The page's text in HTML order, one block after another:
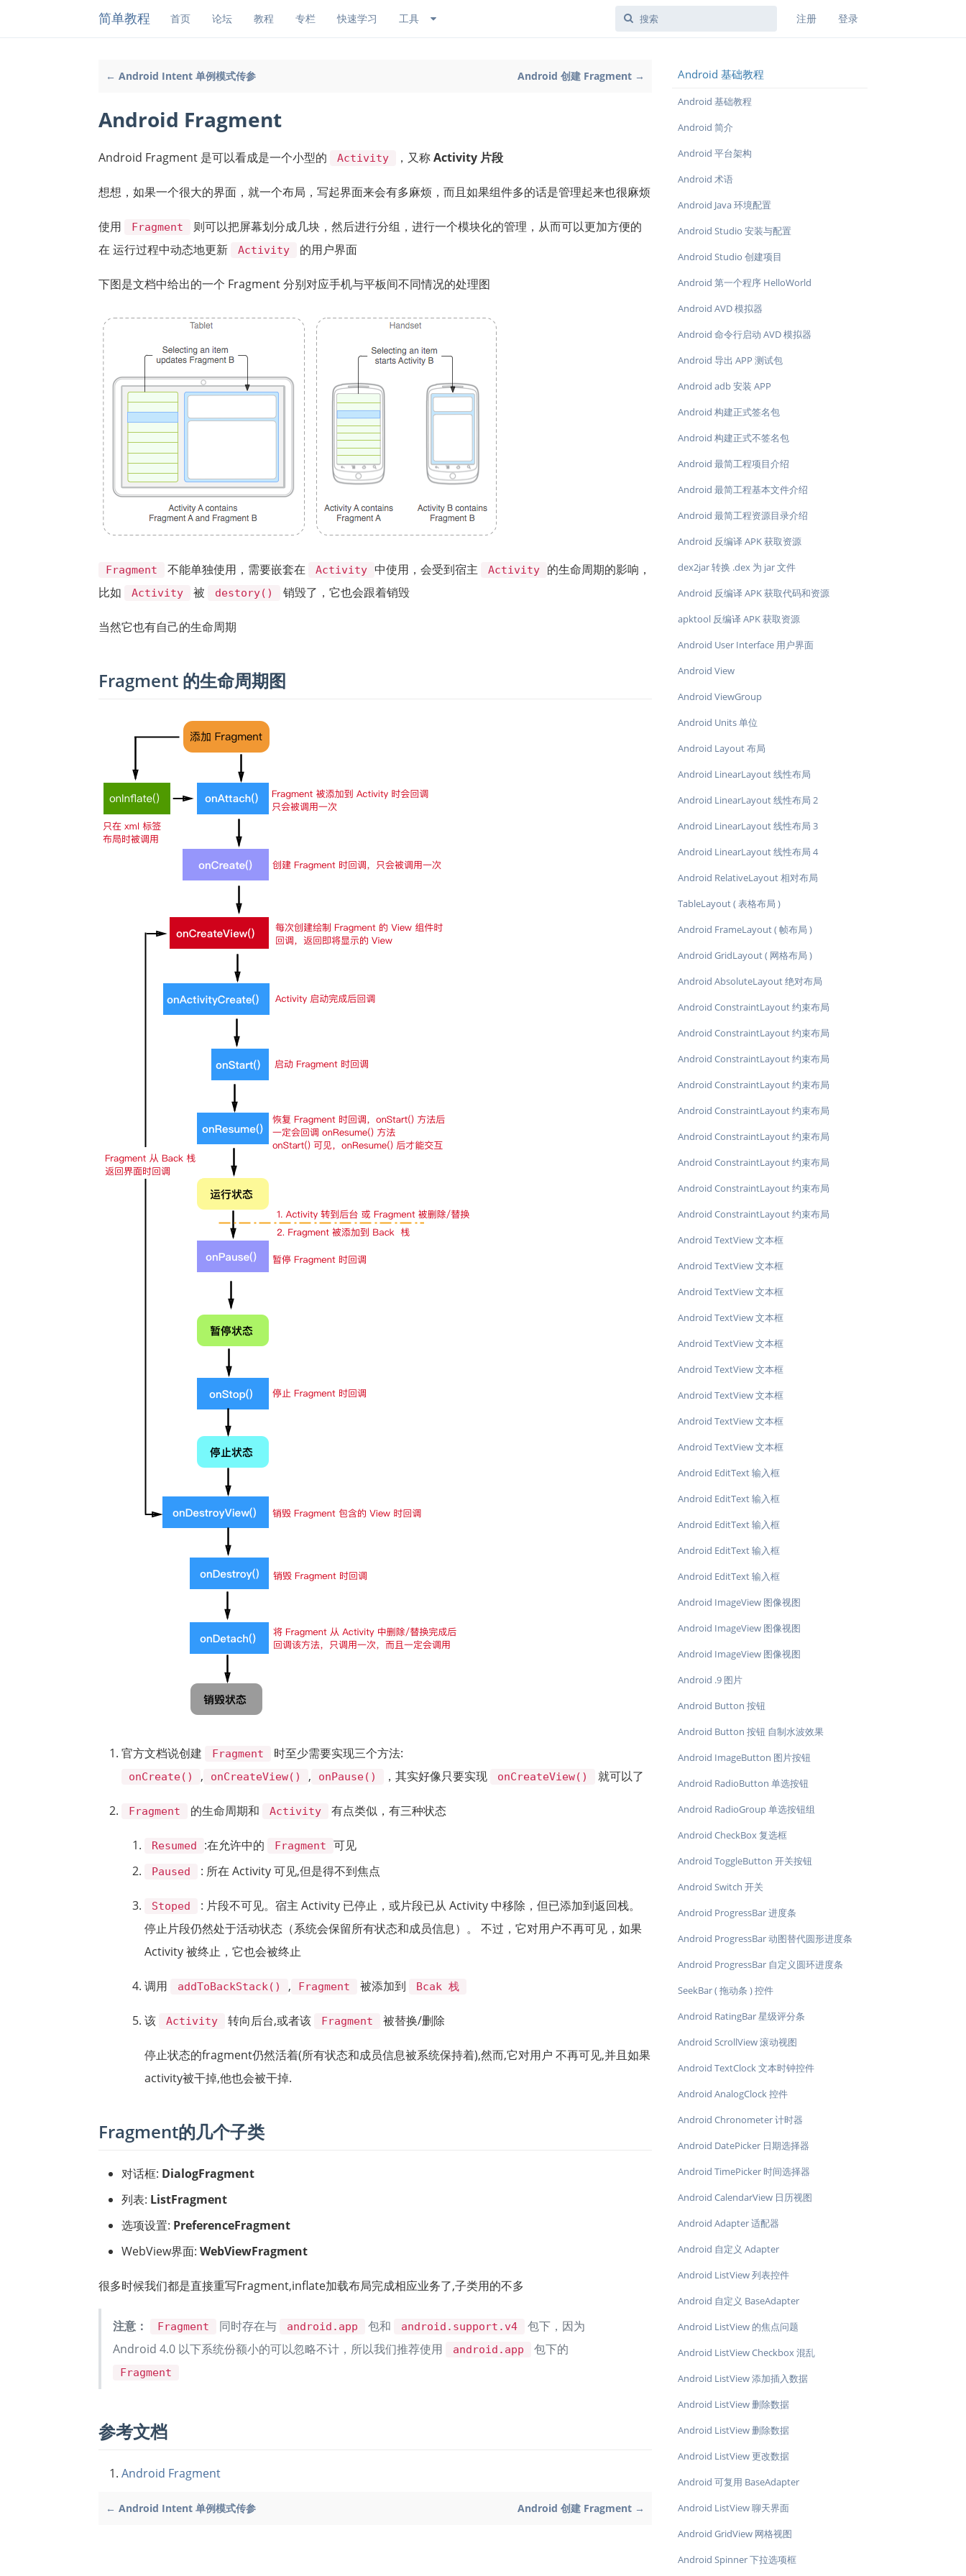
简单教程 首页 论坛 教程 专栏 快速学习 工具 注册 登录
← Android Intent 单例模式传参 Android 创建 Fragment →
Android Fragment
Android Fragment 是可以看成是一个小型的 Activity ，又称Activity 片段
想想，如果一个很大的界面，就一个布局，写起界面来会有多麻烦，而且如果组件多的话是管理起来也很麻烦
使用 Fragment
则可以把屏幕划分成几块，然后进行分组，进行一个模块化的管理，从而可以更加方便的
在 运行过程中动态地更新
Activity 的用户界面
下图是文档中给出的一个 Fragment 分别对应手机与平板间不同情况的处理图
Fragment 不能单独使用，需要嵌套在 Activity 中使用，会受到宿主 Activity
的生命周期的影响，
比如
Activity 被 destory() 销毁了，它也会跟着销毁
当然它也有自己的生命周期
Fragment 的生命周期图
官方文档说创建 Fragment 时至少需要实现三个方法:
onCreate() , onCreateView() , onPause() ，其实好像只要实现 onCreateView() 就可以了
Fragment 的生命周期和 Activity 有点类似，有三种状态
Resumed :在允许中的 Fragment 可见
Paused : 所在 Activity 可见,但是得不到焦点
Stoped
: 片段不可见。宿主 Activity 已停止，或片段已从 Activity 中移除，但已添加到返回栈。
停止片段仍然处于活动状态（系统会保留所有状态和成员信息）。 不过，它对用户不再可见，如果
Activity 被终止，它也会被终止
调用 addToBackStack() , Fragment 被添加到 Bcak 栈
该 Activity 转向后台,或者该 Fragment 被替换/删除
停止状态的fragment仍然活着(所有状态和成员信息被系统保持着),然而,它对用户 不再可见,并且如果
activity被干掉,他也会被干掉.
Fragment的几个子类
对话框: DialogFragment
列表: ListFragment
选项设置: PreferenceFragment
WebView界面: WebViewFragment
很多时候我们都是直接重写Fragment,inflate加载布局完成相应业务了,子类用的不多
注意： Fragment 同时存在与 android.app 包和 android.support.v4
包下，因为
Android 4.0 以下系统份额小的可以忽略不计，所以我们推荐使用
android.app 包下的
Fragment
参考文档
Android Fragment
← Android Intent 单例模式传参 Android 创建 Fragment →
Android 基础教程
Android 基础教程
Android 简介
Android 平台架构
Android 术语
Android Java 环境配置
Android Studio 安装与配置
Android Studio 创建项目
Android 第一个程序 HelloWorld
Android AVD 模拟器
Android 命令行启动 AVD 模拟器
Android 导出 APP 测试包
Android adb 安装 APP
Android 构建正式签名包
Android 构建正式不签名包
Android 最简工程项目介绍
Android 最简工程基本文件介绍
Android 最简工程资源目录介绍
Android 反编译 APK 获取资源
dex2jar 转换 .dex 为 jar 文件
Android 反编译 APK 获取代码和资源
apktool 反编译 APK 获取资源
Android User Interface 用户界面
Android View
Android ViewGroup
Android Units 单位
Android Layout 布局
Android LinearLayout 线性布局
Android LinearLayout 线性布局 2
Android LinearLayout 线性布局 3
Android LinearLayout 线性布局 4
Android RelativeLayout 相对布局
TableLayout ( 表格布局 )
Android FrameLayout ( 帧布局 )
Android GridLayout ( 网格布局 )
Android AbsoluteLayout 绝对布局
Android ConstraintLayout 约束布局
Android ConstraintLayout 约束布局
Android ConstraintLayout 约束布局
Android ConstraintLayout 约束布局
Android ConstraintLayout 约束布局
Android ConstraintLayout 约束布局
Android ConstraintLayout 约束布局
Android ConstraintLayout 约束布局
Android ConstraintLayout 约束布局
Android TextView 文本框
Android TextView 文本框
Android TextView 文本框
Android TextView 文本框
Android TextView 文本框
Android TextView 文本框
Android TextView 文本框
Android TextView 文本框
Android TextView 文本框
Android EditText 输入框
Android EditText 输入框
Android EditText 输入框
Android EditText 输入框
Android EditText 输入框
Android ImageView 图像视图
Android ImageView 图像视图
Android ImageView 图像视图
Android .9 图片
Android Button 按钮
Android Button 按钮 自制水波效果
Android ImageButton 图片按钮
Android RadioButton 单选按钮
Android RadioGroup 单选按钮组
Android CheckBox 复选框
Android ToggleButton 开关按钮
Android Switch 开关
Android ProgressBar 进度条
Android ProgressBar 动图替代圆形进度条
Android ProgressBar 自定义圆环进度条
SeekBar ( 拖动条 ) 控件
Android RatingBar 星级评分条
Android ScrollView 滚动视图
Android TextClock 文本时钟控件
Android AnalogClock 控件
Android Chronometer 计时器
Android DatePicker 日期选择器
Android TimePicker 时间选择器
Android CalendarView 日历视图
Android Adapter 适配器
Android 自定义 Adapter
Android ListView 列表控件
Android 自定义 BaseAdapter
Android ListView 的焦点问题
Android ListView Checkbox 混乱
Android ListView 添加插入数据
Android ListView 删除数据
Android ListView 删除数据
Android ListView 更改数据
Android 可复用 BaseAdapter
Android ListView 聊天界面
Android GridView 网格视图
Android Spinner 下拉选项框